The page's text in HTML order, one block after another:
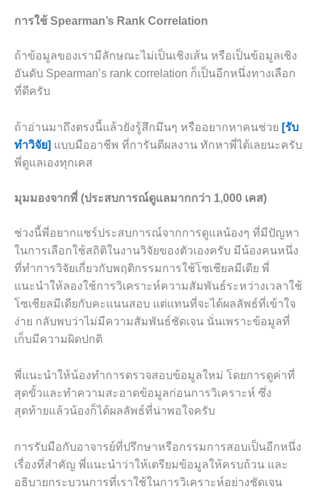
การใช้ Spearman’s Rank Correlation
ถ้าข้อมูลของเรามีลักษณะไม่เป็นเชิงเส้น หรือเป็นข้อมูลเชิง
อันดับ Spearman’s rank correlation ก็เป็นอีกหนึ่งทางเลือก
ที่ดีครับ
ถ้าอ่านมาถึงตรงนี้แล้วยังรู้สึกมึนๆ หรืออยากหาคนช่วย [รับ
ทำวิจัย] แบบมืออาชีพ ที่การันตีผลงาน ทักหาพี่ได้เลยนะครับ
พี่ดูแลเองทุกเคส
มุมมองจากพี่ (ประสบการณ์ดูแลมากกว่า 1,000 เคส)
ช่วงนี้พี่อยากแชร์ประสบการณ์จากการดูแลน้องๆ ที่มีปัญหา
ในการเลือกใช้สถิติในงานวิจัยของตัวเองครับ มีน้องคนหนึ่ง
ที่ทำการวิจัยเกี่ยวกับพฤติกรรมการใช้โซเชียลมีเดีย พี่
แนะนำให้ลองใช้การวิเคราะห์ความสัมพันธ์ระหว่างเวลาใช้
โซเชียลมีเดียกับคะแนนสอบ แต่แทนที่จะได้ผลลัพธ์ที่เข้าใจ
ง่าย กลับพบว่าไม่มีความสัมพันธ์ชัดเจน นั่นเพราะข้อมูลที่
เก็บมีความผิดปกติ
พี่แนะนำให้น้องทำการตรวจสอบข้อมูลใหม่ โดยการดูค่าที่
สุดขั้วและทำความสะอาดข้อมูลก่อนการวิเคราะห์ ซึ่ง
สุดท้ายแล้วน้องก็ได้ผลลัพธ์ที่น่าพอใจครับ
การรับมือกับอาจารย์ที่ปรึกษาหรือกรรมการสอบเป็นอีกหนึ่ง
เรื่องที่สำคัญ พี่แนะนำว่าให้เตรียมข้อมูลให้ครบถ้วน และ
อธิบายกระบวนการที่เราใช้ในการวิเคราะห์อย่างชัดเจน